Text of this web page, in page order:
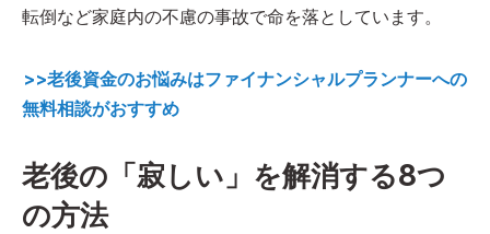
転倒など家庭内の不慮の事故で命を落としています。
>>老後資金のお悩みはファイナンシャルプランナーへの
無料相談がおすすめ
老後の「寂しい」を解消する8つ
の方法